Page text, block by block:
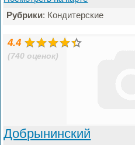
Рубрики: Кондитерские
4.4
(740 оценок)
Добрынинский